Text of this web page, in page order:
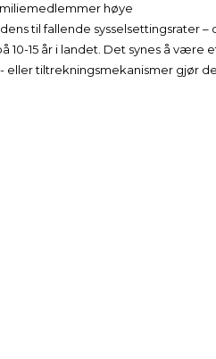
høye
til fallende sysselsettingsrater –
15 år i landet. Det synes å være
eller tiltrekningsmekanismer gjør